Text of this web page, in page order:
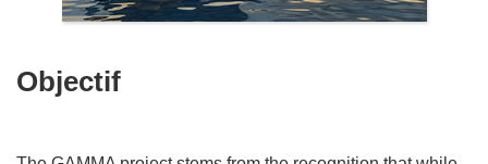
Objectif